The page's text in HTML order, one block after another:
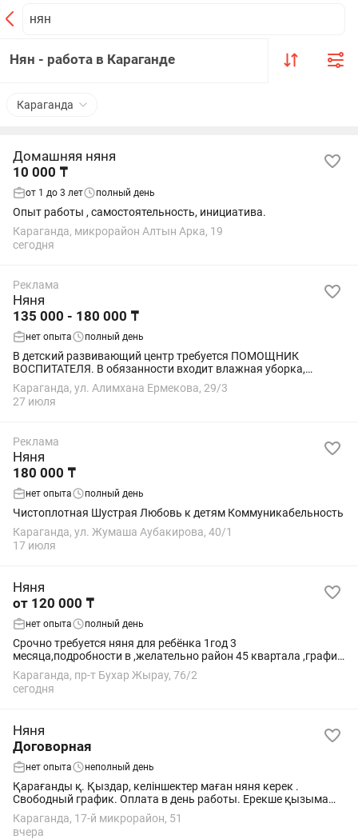
Нян - работа в Караганде
Караганда
Домашняя няня
10 000 ₸
от 1 до 3 лет полный день
Опыт работы , самостоятельность, инициатива.
Караганда, микрорайон Алтын Арка, 19
сегодня
Реклама
Няня
135 000 - 180 000 ₸
нет опыта полный день
В детский развивающий центр требуется ПОМОЩНИК
ВОСПИТАТЕЛЯ. В обязанности входит влажная уборка,
гигиенические процедуры, мытьё посуды после ужина и т.д.
Полный рабочий день 9.00-18.30 5/2....
Караганда, ул. Алимхана Ермекова, 29/3
27 июля
Реклама
Няня
180 000 ₸
нет опыта полный день
Чистоплотная Шустрая Любовь к детям Коммуникабельность
Караганда, ул. Жумаша Аубакирова, 40/1
17 июля
Няня
от 120 000 ₸
нет опыта полный день
Срочно требуется няня для ребёнка 1год 3
месяца,подробности в ,желательно район 45 квартала ,график
с 10 утра до 6-8 вечера по договоренности
Караганда, пр-т Бухар Жырау, 76/2
сегодня
Няня
Договорная
нет опыта неполный день
Қарағанды қ. Қыздар, келіншектер маған няня керек .
Свободный график. Оплата в день работы. Ерекше қызыма
жасы 2 де . тек коляскада жатып мультик қарайды. Тамағын
беріп, памперс ауыстыру. Одан басқа...
Караганда, 17-й микрорайон, 51
вчера